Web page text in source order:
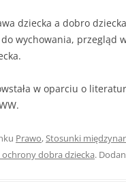
dziecka a dobro
wychowania, przegląd
w oparciu o
Prawo,Stosunki
ochrony dobra dziecka.